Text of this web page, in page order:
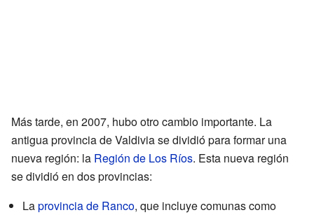
Más tarde, en 2007, hubo otro cambio importante. La
antigua provincia de Valdivia se dividió para formar una
nueva región: la Región de Los Ríos. Esta nueva región
se dividió en dos provincias:
Laprovincia de Ranco, que incluye comunas como